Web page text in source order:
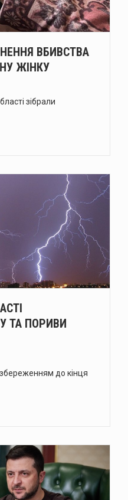
ВБИВСТВА
ЖІНКУ
зібрали
ТА ПОРИВИ
до кінця